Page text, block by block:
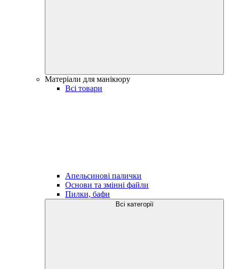
Матеріали для манікюру
Всі товари
Апельсинові палички
Основи та змінні файли
Пилки, бафи
Всі категорії